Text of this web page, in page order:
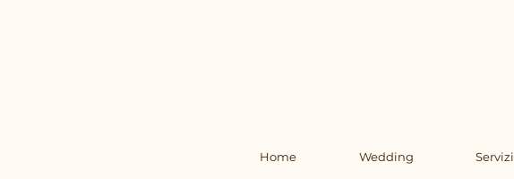
Home Wedding Servizi